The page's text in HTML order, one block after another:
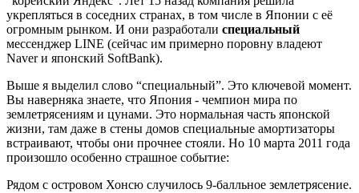
укрепляться в соседних странах, в том числе в Японии с её
огромным рынком. И они разработали специальный
мессенджер LINE (сейчас им примерно поровну владеют
Naver и японский SoftBank).
Выше я выделил слово “специальный”. Это ключевой момент.
Вы наверняка знаете, что Япония - чемпион мира по
землетрясениям и цунами. Это нормальная часть японской
жизни, там даже в стены домов специальные амортизаторы
встраивают, чтобы они прочнее стояли. Но 10 марта 2011 года
произошло особенно страшное событие:
Рядом с островом Хонсю случилось 9-балльное землетрясение.